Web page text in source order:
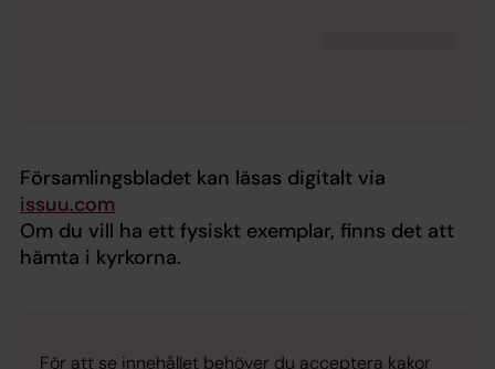
Församlingsbladet kan läsas digitalt via
issuu.com
Om du vill ha ett fysiskt exemplar, finns det att
hämta i kyrkorna.
För att se innehållet behöver du acceptera kakor